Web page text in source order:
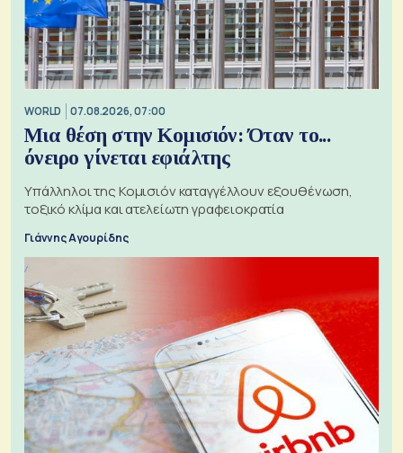
WORLD 07.08.2026, 07:00
Μια θέση στην Κομισιόν: Όταν το...
όνειρο γίνεται εφιάλτης
Υπάλληλοι της Κομισιόν καταγγέλλουν εξουθένωση,
τοξικό κλίμα και ατελείωτη γραφειοκρατία
Γιάννης Αγουρίδης